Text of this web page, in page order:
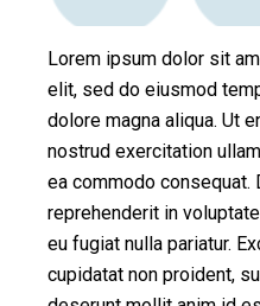
Lorem ipsum dolor sit
elit, sed do eiusmod
dolore magna aliqua. Ut
nostrud exercitation
ea commodo consequat.
reprehenderit in
eu fugiat nulla pariatur.
cupidatat non proident,